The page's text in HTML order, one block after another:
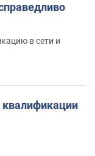
в сети и